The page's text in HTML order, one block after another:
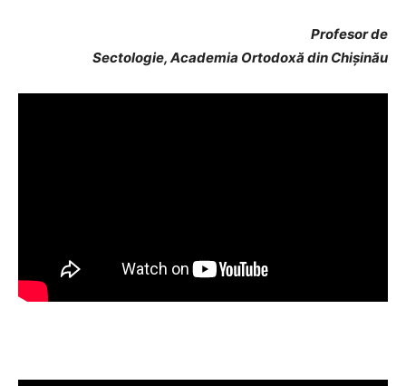
Profesor de
Sectologie, Academia Ortodoxă din Chișinău